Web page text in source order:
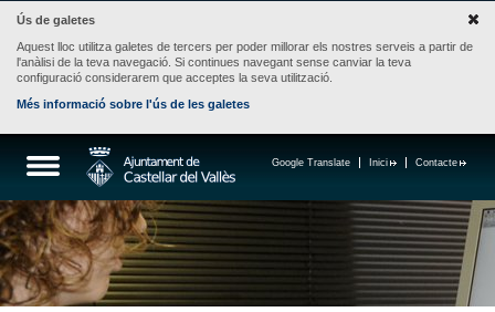
Ús de galetes
Aquest lloc utilitza galetes de tercers per poder millorar els nostres serveis a partir de
l'anàlisi de la teva navegació. Si continues navegant sense canviar la teva
configuració considerarem que acceptes la seva utilització.
Més informació sobre l'ús de les galetes
Contacte
Inici
Google Translate